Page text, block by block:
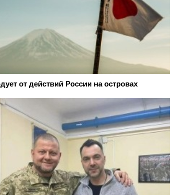
от действий России на островах